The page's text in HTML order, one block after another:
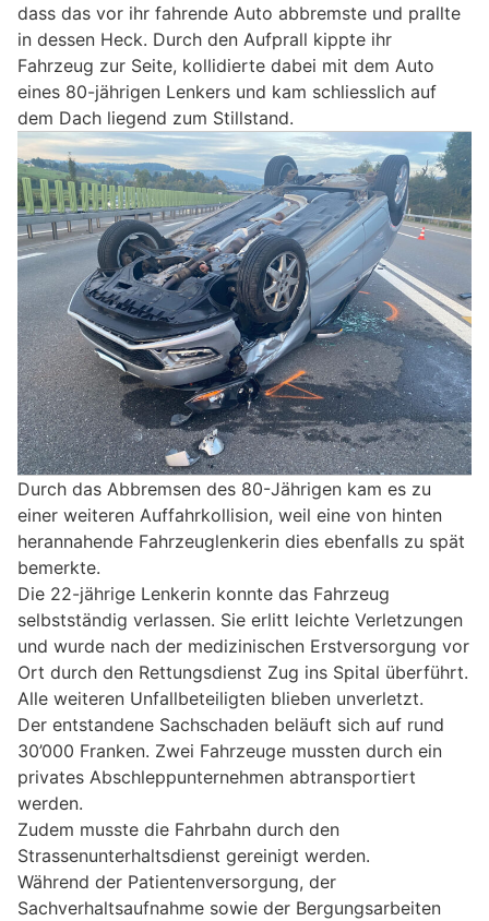
dass das vor ihr fahrende Auto abbremste und prallte
in dessen Heck. Durch den Aufprall kippte ihr
Fahrzeug zur Seite, kollidierte dabei mit dem Auto
eines 80-jährigen Lenkers und kam schliesslich auf
dem Dach liegend zum Stillstand.
Durch das Abbremsen des 80-Jährigen kam es zu
einer weiteren Auffahrkollision, weil eine von hinten
herannahende Fahrzeuglenkerin dies ebenfalls zu spät
bemerkte.
Die 22-jährige Lenkerin konnte das Fahrzeug
selbstständig verlassen. Sie erlitt leichte Verletzungen
und wurde nach der medizinischen Erstversorgung vor
Ort durch den Rettungsdienst Zug ins Spital überführt.
Alle weiteren Unfallbeteiligten blieben unverletzt.
Der entstandene Sachschaden beläuft sich auf rund
30’000 Franken. Zwei Fahrzeuge mussten durch ein
privates Abschleppunternehmen abtransportiert
werden.
Zudem musste die Fahrbahn durch den
Strassenunterhaltsdienst gereinigt werden.
Während der Patientenversorgung, der
Sachverhaltsaufnahme sowie der Bergungsarbeiten